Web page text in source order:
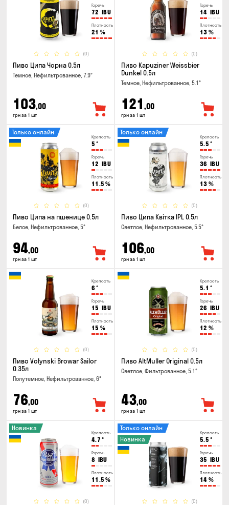
Горечь
72 IBU
Плотность
21 %
(0)
Пиво Ципа Чорна 0.5л
Темное, Нефильтрованное, 7.9°
103,00
грн за 1 шт
Горечь
14 IBU
Плотность
13 %
(0)
Пиво Kapuziner Weissbier
Dunkel 0.5л
Темное, Нефильтрованное, 5.1°
121 ,00
грн за 1 шт
Крепость
5 °
Горечь
12 IBU
Плотность
11.5 %
(0)
Только онлайн
Пиво Ципа на пшенице 0.5л
Белое, Нефильтрованное, 5°
94,00
грн за 1 шт
Крепость
5.5 °
Горечь
36 IBU
Плотность
13 %
(0)
Только онлайн
Пиво Ципа Квітка IPL 0.5л
Светлое, Нефильтрованное, 5.5°
106,00
грн за 1 шт
Крепость
6 °
Горечь
15 IBU
Плотность
15 %
(0)
Пиво Volynski Browar Sailor
0.35л
Полутемное, Нефильтрованное, 6°
76,00
грн за 1 шт
Крепость
5.1 °
Горечь
26 IBU
Плотность
12 %
(0)
Пиво AltMuller Original 0.5л
Светлое, Фильтрованное, 5.1°
43,00
грн за 1 шт
Крепость
4.7 °
Горечь
8 IBU
Плотность
11.5 %
(0)
Новинка
Крепость
5.5 °
Горечь
35 IBU
Плотность
14 %
(0)
Только онлайн
Новинка